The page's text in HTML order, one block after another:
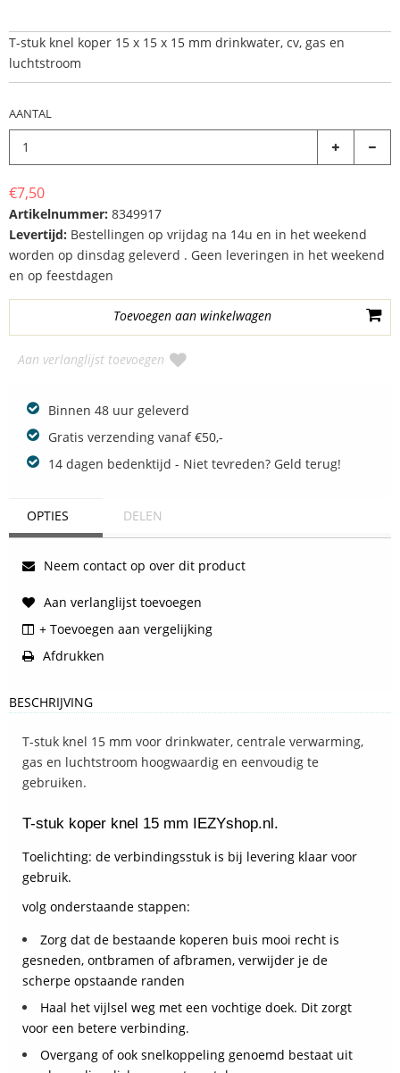
T-stuk knel koper 15 x 15 x 15 mm drinkwater, cv, gas en
luchtstroom
AANTAL
€7,50
Artikelnummer: 8349917
Levertijd: Bestellingen op vrijdag na 14u en in het weekend
worden op dinsdag geleverd . Geen leveringen in het weekend
en op feestdagen
Aan verlanglijst toevoegen
Binnen 48 uur geleverd
Gratis verzending vanaf €50,-
14 dagen bedenktijd - Niet tevreden? Geld terug!
OPTIES DELEN
Neem contact op over dit product
Aan verlanglijst toevoegen
+ Toevoegen aan vergelijking
Afdrukken
BESCHRIJVING
T-stuk knel 15 mm voor drinkwater, centrale verwarming,
gas en luchtstroom hoogwaardig en eenvoudig te
gebruiken.
T-stuk koper knel 15 mm IEZYshop.nl.
Toelichting: de verbindingsstuk is bij levering klaar voor
gebruik.
volg onderstaande stappen:
Zorg dat de bestaande koperen buis mooi recht is
gesneden, ontbramen of afbramen, verwijder je de
scherpe opstaande randen
Haal het vijlsel weg met een vochtige doek. Dit zorgt
voor een betere verbinding.
Overgang of ook snelkoppeling genoemd bestaat uit